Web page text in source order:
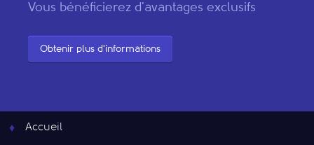
Vous bénéficierez d'avantages exclusifs
Obtenir plus d'informations
Accueil